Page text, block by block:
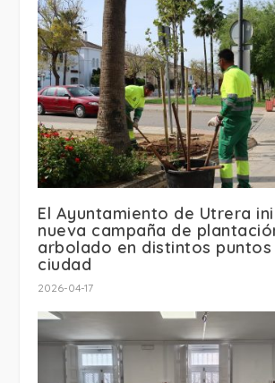
El Ayuntamiento de Utrera
nueva campaña de
arbolado en distintos puntos
ciudad
2026-04-17